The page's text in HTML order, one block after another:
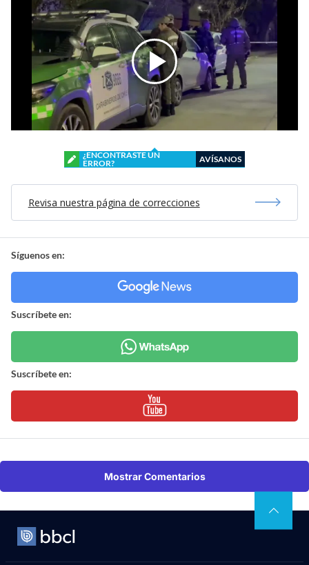
¿ENCONTRASTE UN
ERROR?
AVÍSANOS
Revisa nuestra página de correcciones
Síguenos en:
Suscríbete en:
Suscríbete en:
Mostrar Comentarios